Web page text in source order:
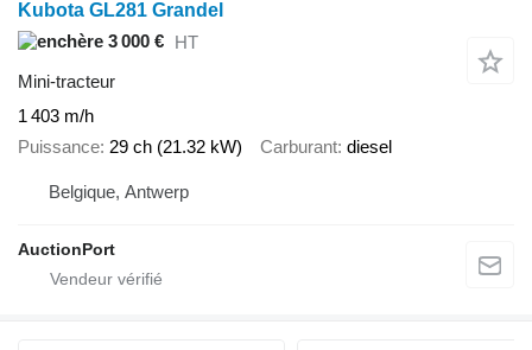
Kubota GL281 Grandel
3 000 € HT
Mini-tracteur
1 403 m/h
Puissance 29 ch (21.32 kW) Carburant diesel
Belgique, Antwerp
AuctionPort